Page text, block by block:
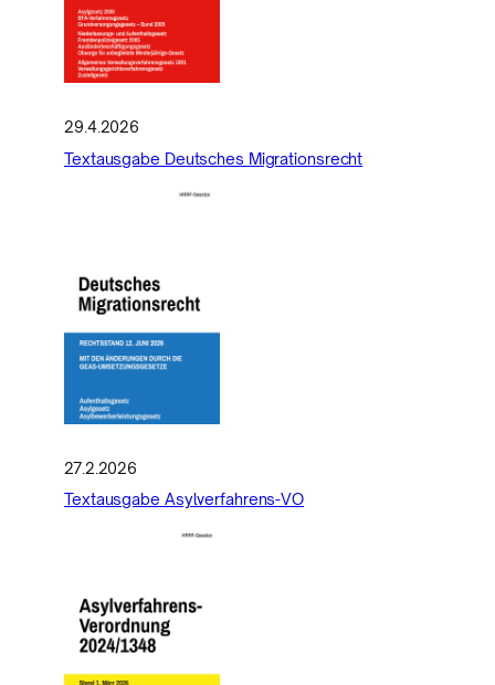
29.4.2026
Textausgabe Deutsches Migrationsrecht
27.2.2026
Textausgabe Asylverfahrens-VO